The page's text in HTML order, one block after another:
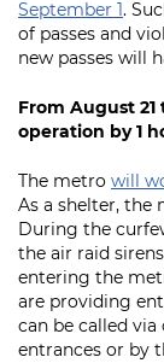
September 1.
of passes and
new passes will
From August
operation by 1
The metro will
As a shelter, the
During the
the air raid
entering the
are providing
can be called
entrances or by